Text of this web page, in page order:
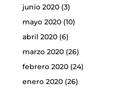
junio 2020(3)
mayo 2020(10)
abril 2020(6)
marzo 2020(26)
febrero 2020(24)
enero 2020(26)